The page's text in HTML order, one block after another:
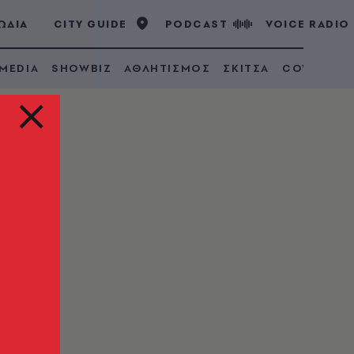
CITY GUIDE PODCAST VOICE RADIO
SHOWBIZ ΑΘΛΗΤΙΣΜΟΣ ΣΚΙΤΣΑ COVID 19